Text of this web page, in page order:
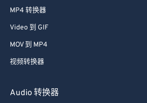
MP4 转换器
Video 到 GIF
MOV 到 MP4
视频转换器
Audio 转换器